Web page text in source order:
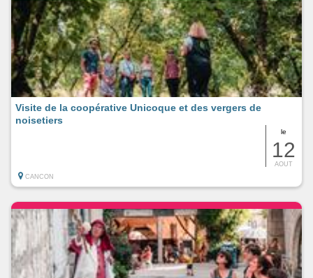
le
12
AOUT
Visite de la coopérative Unicoque et des vergers de
noisetiers
CANCON